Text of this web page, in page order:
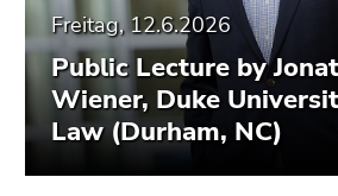
Freitag, 12.6.2026
Public Lecture by
Wiener, Duke
Law (Durham, NC)